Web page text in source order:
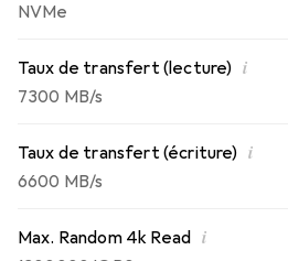
NVMe
Taux de transfert (lecture) i
7300 MB/s
Taux de transfert (écriture) i
6600 MB/s
Max. Random 4k Read i